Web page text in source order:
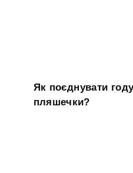
Як поєднувати
пляшечки?